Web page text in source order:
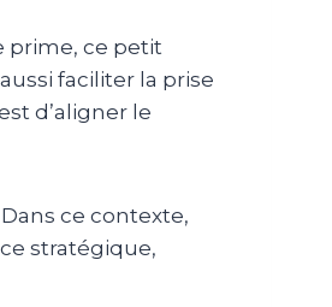
prime, ce petit
faciliter la prise
d’aligner le
ce contexte,
stratégique,